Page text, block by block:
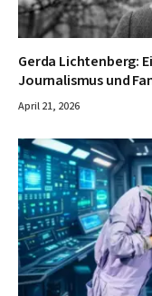
Gerda Lichtenberg:
Journalismus und
April 21, 2026